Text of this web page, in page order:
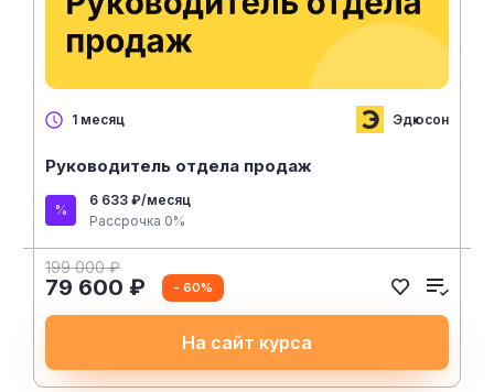
1 месяц Эдюсон
Руководитель отдела продаж
6 633 ₽/месяц
Рассрочка 0%
199 000 ₽
79 600 ₽ - 60%
На сайт курса